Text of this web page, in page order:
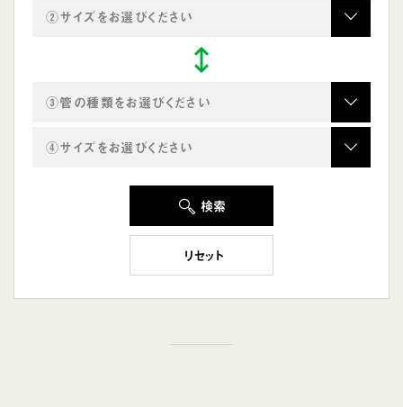
②サイズをお選びください
③管の種類をお選びください
④サイズをお選びください
検索
リセット